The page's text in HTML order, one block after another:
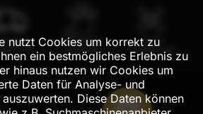
in DE
100% echte
Handarbeit
Mit AR
Probehängen
nutzt Cookies um korrekt zu
ein bestmögliches Erlebnis zu
hinaus nutzen wir Cookies um
Daten für Analyse- und
Diese Daten können